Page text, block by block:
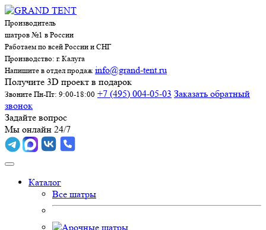
Производитель
шатров №1 в России
Работаем по всей России и СНГ
Производство: г. Калуга
Напишите в отдел продаж info@grand-tent.ru
Получите 3D проект в подарок
Звоните Пн-Пт: 9:00-18:00 +7 (495) 004-05-03 Заказать обратный
звонок
Задайте вопрос
Мы онлайн 24/7
Каталог
Все шатры